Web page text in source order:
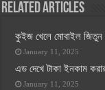
Related Articles
কুইজ খেলে মোবাইল
January 11, 2025
এড দেখে টাকা ইনকাম
January 11, 2025